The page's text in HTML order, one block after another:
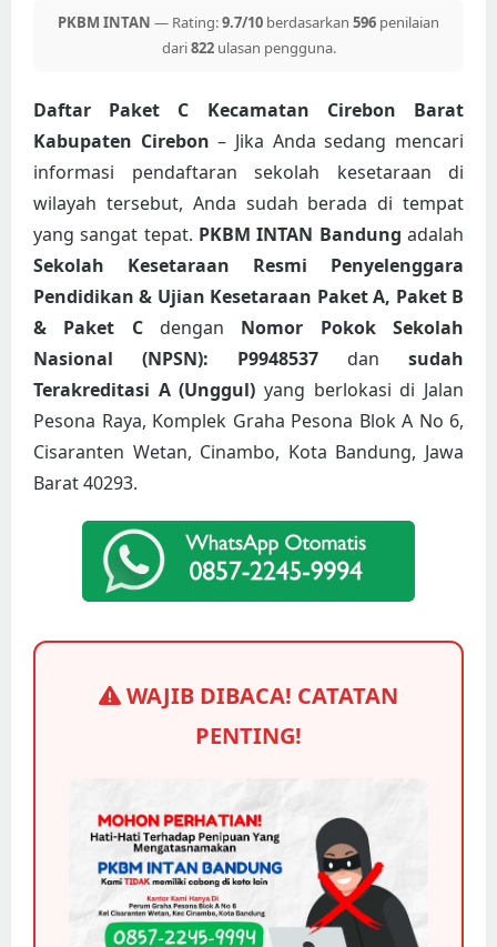
PKBM INTAN — Rating:9.7/10 berdasarkan 596 penilaian
dari822ulasan pengguna.
Daftar Paket C Kecamatan Cirebon Barat
Kabupaten Cirebon – Jika Anda sedang mencari
informasi pendaftaran sekolah kesetaraan di
wilayah tersebut, Anda sudah berada di tempat
yang sangat tepat. PKBM INTAN Bandung adalah
Sekolah Kesetaraan Resmi Penyelenggara
Pendidikan & Ujian Kesetaraan Paket A, Paket B
& Paket Cdengan Nomor Pokok Sekolah
Nasional (NPSN): P9948537 dan sudah
Terakreditasi A (Unggul) yang berlokasi di Jalan
Pesona Raya, Komplek Graha Pesona Blok A No 6,
Cisaranten Wetan, Cinambo, Kota Bandung, Jawa
Barat 40293.
WAJIB DIBACA! CATATAN
PENTING!